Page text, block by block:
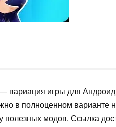
вариация игры для
в полноценном варианте
полезных модов. Ссылка